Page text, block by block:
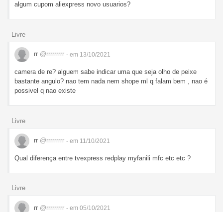
algum cupom aliexpress novo usuarios?
Livre
rr @rrrrrrrrr - em 13/10/2021
camera de re? alguem sabe indicar uma que seja olho de peixe
bastante angulo? nao tem nada nem shope ml q falam bem , nao é
possivel q nao existe
Livre
rr @rrrrrrrrr - em 11/10/2021
Qual diferença entre tvexpress redplay myfanili mfc etc etc ?
Livre
rr @rrrrrrrrr - em 05/10/2021